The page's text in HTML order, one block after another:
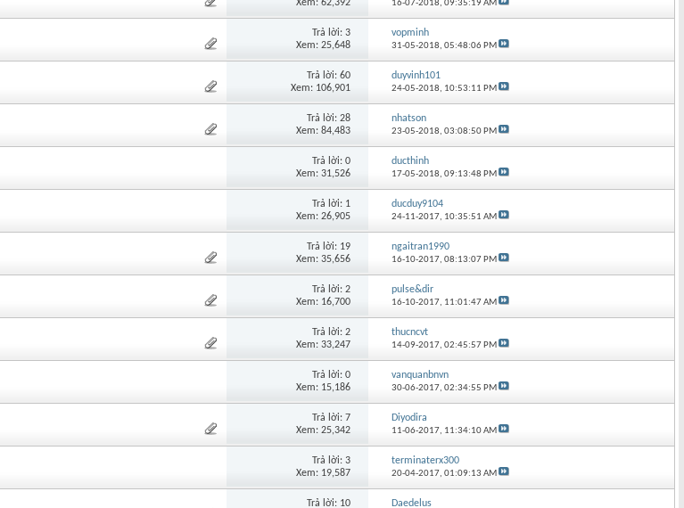
Xem: 62,392 16-07-2018,09:35:19 AM
Trả lời: 3
Xem: 25,648
vopminh
31-05-2018,05:48:06 PM
Trả lời: 60
Xem: 106,901
duyvinh101
24-05-2018, 10:53:11 PM
Trả lời: 28
Xem: 84,483
nhatson
23-05-2018,03:08:50 PM
Trả lời: 0
Xem: 31,526
ducthinh
17-05-2018,09:13:48 PM
Trả lời: 1
Xem: 26,905
ducduy9104
24-11-2017, 10:35:51 AM
Trả lời: 19
Xem: 35,656
ngaitran1990
16-10-2017,08:13:07 PM
Trả lời: 2
Xem: 16,700
pulse&dir
16-10-2017, 11:01:47 AM
Trả lời: 2
Xem: 33,247
thucncvt
14-09-2017,02:45:57 PM
Trả lời: 0
Xem: 15,186
vanquanbnvn
30-06-2017,02:34:55 PM
Trả lời: 7
Xem: 25,342
Diyodira
11-06-2017, 11:34:10 AM
Trả lời: 3
Xem: 19,587
terminaterx300
20-04-2017,01:09:13 AM
Trả lời: 10
Daedelus